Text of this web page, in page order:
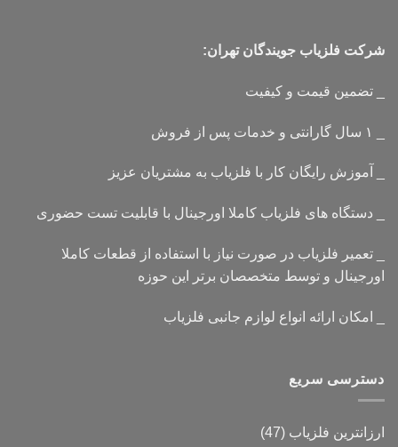
شرکت فلزیاب جویندگان تهران:
_ تضمین قیمت و کیفیت
_ آموزش رایگان کار با فلزیاب به مشتریان عزیز
_ دستگاه های فلزیاب کاملا اورجینال با قابلیت تست حضوری
_ تعمیر فلزیاب در صورت نیاز با استفاده از قطعات کاملا
اورجینال و توسط متخصصان برتر این حوزه
_ امکان ارائه انواع لوازم جانبی فلزیاب
دسترسی سریع
ارزانترین فلزیاب (47)